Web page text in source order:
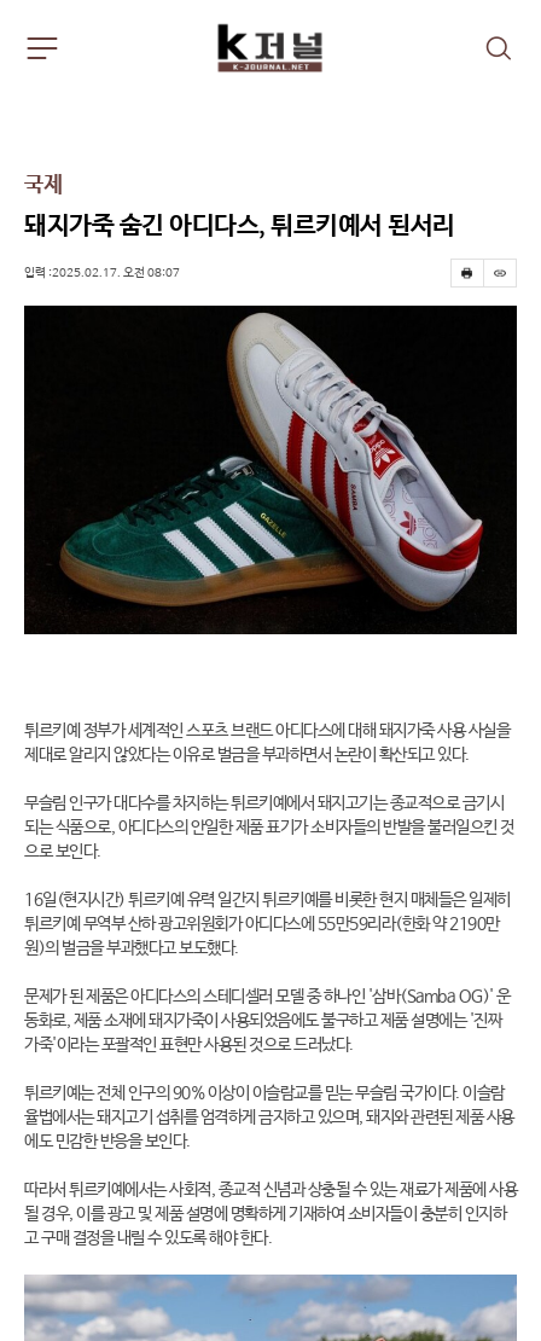
검
주
뉴
펼
치
국제
돼지가죽 숨긴 아디다스, 튀르키예서 된서리
프
린
스
크
입력 :2025.02.17. 오전 08:07
튀르키예 정부가 세계적인 스포츠 브랜드 아디다스에 대해 돼지가죽 사용 사실을
제대로 알리지 않았다는 이유로 벌금을 부과하면서 논란이 확산되고 있다.
무슬림 인구가 대다수를 차지하는 튀르키예에서 돼지고기는 종교적으로 금기시
되는 식품으로, 아디다스의 안일한 제품 표기가 소비자들의 반발을 불러일으킨 것
으로 보인다.
16일(현지시간) 튀르키예 유력 일간지 튀르키예를 비롯한 현지 매체들은 일제히
튀르키예 무역부 산하 광고위원회가 아디다스에 55만59리라(한화 약 2190만
원)의 벌금을 부과했다고 보도했다.
문제가 된 제품은 아디다스의 스테디셀러 모델 중 하나인 '삼바(Samba OG)' 운
동화로, 제품 소재에 돼지가죽이 사용되었음에도 불구하고 제품 설명에는 '진짜
가죽'이라는 포괄적인 표현만 사용된 것으로 드러났다.
튀르키예는 전체 인구의 90% 이상이 이슬람교를 믿는 무슬림 국가이다. 이슬람
율법에서는 돼지고기 섭취를 엄격하게 금지하고 있으며, 돼지와 관련된 제품 사용
에도 민감한 반응을 보인다.
따라서 튀르키예에서는 사회적, 종교적 신념과 상충될 수 있는 재료가 제품에 사용
될 경우, 이를 광고 및 제품 설명에 명확하게 기재하여 소비자들이 충분히 인지하
고 구매 결정을 내릴 수 있도록 해야 한다.